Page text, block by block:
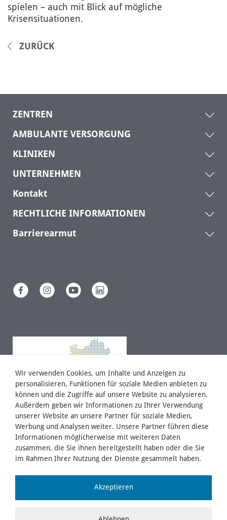
spielen – auch mit Blick auf mögliche
Krisensituationen.
ZURÜCK
ZENTREN
AMBULANTE VERSORGUNG
KLINIKEN
UNTERNEHMEN
Kontakt
RECHTLICHE INFORMATIONEN
Barrierearmut
Wir verwenden Cookies, um Inhalte und Anzeigen zu
personalisieren, Funktionen für soziale Medien anbieten zu
können und die Zugriffe auf unsere Website zu analysieren.
Außerdem geben wir Informationen zu Ihrer Verwendung
unserer Website an unsere Partner für soziale Medien,
Werbung und Analysen weiter. Unsere Partner führen diese
Informationen möglicherweise mit weiteren Daten
zusammen, die Sie ihnen bereitgestellt haben oder die Sie
im Rahmen Ihrer Nutzung der Dienste gesammelt haben.
Akzeptieren